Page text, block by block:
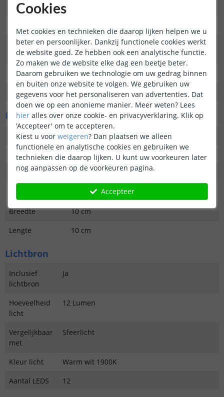
buitenverlichting
Aantal lampen in
set
4
IP waarde
IP44 (Geschikt voor buiten)
Garantie
2 jaar
Fysieke kenmerken
Vormgeving/stijl
Tijdloos
Materiaal
Plastic
Kleur
Zwart
37.5 cm
Breedte
10 cm
Lengte
10 cm
Lichtbron
Inclusief
lichtbron
Ja
Hoeveelheid
licht
12 Lumen
Vergelijkbaar
met
Sfeerlicht
Kleur licht
Warm wit 1900K
Aantal LEDS
12
Cookies
Met cookies en technieken die daarop lijken helpen we u
beter en persoonlijker. Dankzij functionele cookies werkt
de website goed. Ze hebben ook een analytische functie.
Zo maken we de website elke dag een beetje beter.
Daarom gebruiken we technologie om uw gedrag binnen
en buiten onze website te volgen. We gebruiken uw
gegevens voor het personaliseren van advertenties. Dat
doen we op een anonieme manier. Meer weten? Lees
hier alles over onze cookie- en privacyverklaring. Klik op
'Accepteer' om te accepteren.
Kiest u voor weigeren? Dan plaatsen we alleen
functionele en analytische cookies en gebruiken we
technieken die daarop lijken. U kunt uw voorkeuren later
nog aanpassen op de voorkeuren pagina.
Accepteer